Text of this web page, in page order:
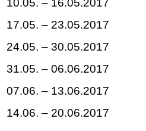
10.05. – 16.05.2017
17.05. – 23.05.2017
24.05. – 30.05.2017
31.05. – 06.06.2017
07.06. – 13.06.2017
14.06. – 20.06.2017